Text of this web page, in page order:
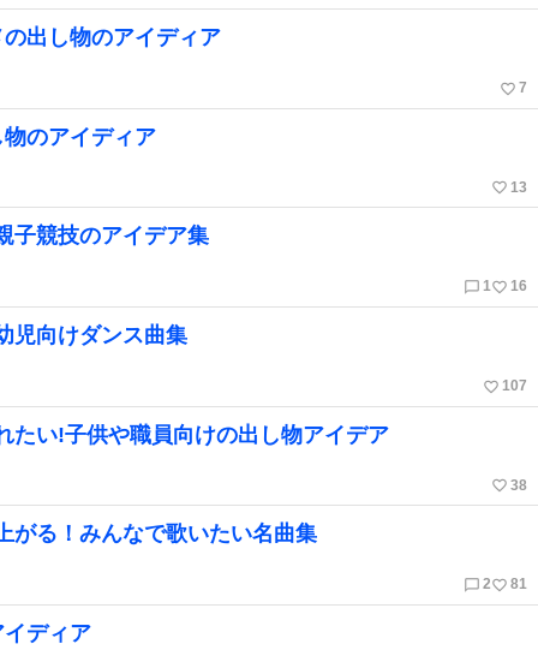
出し物のアイディア
favorite_border 7
のアイディア
favorite_border 13
子競技のアイデア集
chat_bubble_outline 1favorite_border 16
児向けダンス曲集
favorite_border 107
たい!子供や職員向けの出し物アイデア
favorite_border 38
がる！みんなで歌いたい名曲集
chat_bubble_outline 2favorite_border 81
ディア